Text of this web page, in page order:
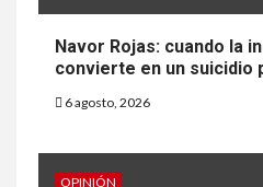
Navor Rojas: cuando la
convierte en un suicidio
6 agosto, 2026
OPINIÓN